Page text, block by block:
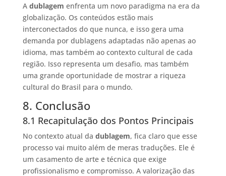
A dublagem enfrenta um novo paradigma na era da
globalização. Os conteúdos estão mais
interconectados do que nunca, e isso gera uma
demanda por dublagens adaptadas não apenas ao
idioma, mas também ao contexto cultural de cada
região. Isso representa um desafio, mas também
uma grande oportunidade de mostrar a riqueza
cultural do Brasil para o mundo.
8. Conclusão
8.1 Recapitulação dos Pontos Principais
No contexto atual da dublagem, fica claro que esse
processo vai muito além de meras traduções. Ele é
um casamento de arte e técnica que exige
profissionalismo e compromisso. A valorização das